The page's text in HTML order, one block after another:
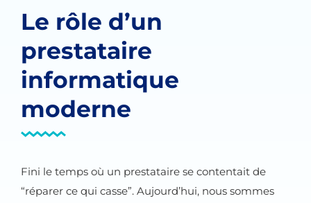
Le rôle d’un
prestataire
informatique
moderne
Fini le temps où un prestataire se contentait de
“réparer ce qui casse”. Aujourd’hui, nous sommes